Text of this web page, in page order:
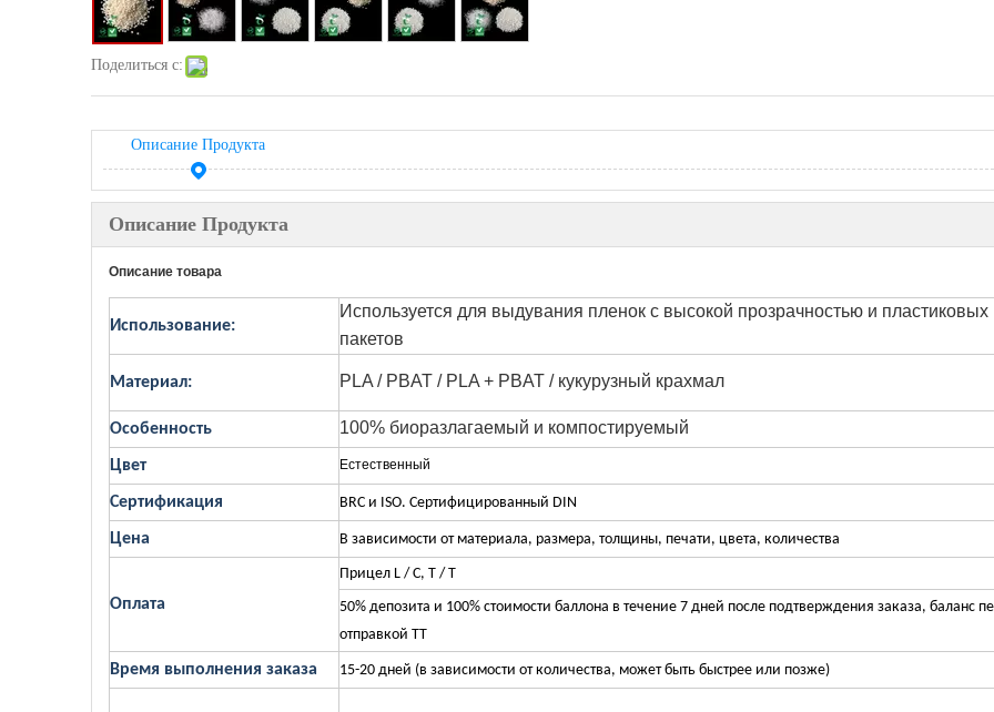
Поделиться с:
Описание Продукта
Описание Продукта
Описание товара
Использование:
Используется для выдувания пленок с высокой прозрачностью и пластиковых
пакетов
Материал: PLA / PBAT / PLA + PBAT / кукурузный крахмал
Особенность 100% биоразлагаемый и компостируемый
Цвет Естественный
Сертификация BRC и ISO. Сертифицированный DIN
Цена В зависимости от материала, размера, толщины, печати, цвета, количества
Оплата
Прицел L / C, T / T
50% депозита и 100% стоимости баллона в течение 7 дней после подтверждения заказа, баланс
отправкой TT
Время выполнения заказа 15-20 дней (в зависимости от количества, может быть быстрее или позже)